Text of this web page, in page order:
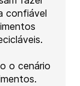
confiável
o cenário